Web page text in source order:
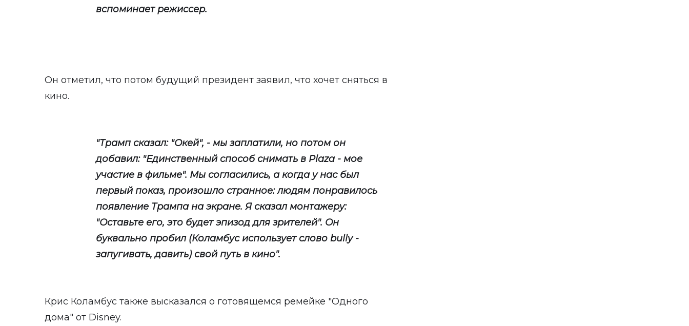
вспоминает режиссер.
Он отметил, что потом будущий президент заявил, что хочет сняться в
кино.
"Трамп сказал: "Окей", - мы заплатили, но потом он
добавил: "Единственный способ снимать в Plaza - мое
участие в фильме". Мы согласились, а когда у нас был
первый показ, произошло странное: людям понравилось
появление Трампа на экране. Я сказал монтажеру:
"Оставьте его, это будет эпизод для зрителей". Он
буквально пробил (Коламбус использует слово bully -
запугивать, давить) свой путь в кино".
Крис Коламбус также высказался о готовящемся ремейке "Одного
дома" от Disney.